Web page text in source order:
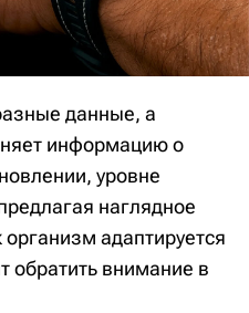
данные, а
информацию о
уровне
наглядное
адаптируется
обратить внимание в